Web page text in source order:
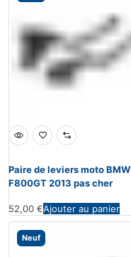
Paire de leviers moto BMW
F800GT 2013 pas cher
52,00 €Ajouter au panier
Neuf